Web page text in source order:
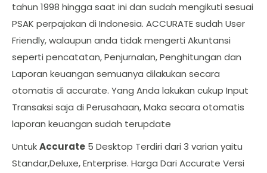
tahun 1998 hingga saat ini dan sudah mengikuti sesuai
PSAK perpajakan di Indonesia. ACCURATE sudah User
Friendly, walaupun anda tidak mengerti Akuntansi
seperti pencatatan, Penjurnalan, Penghitungan dan
Laporan keuangan semuanya dilakukan secara
otomatis di accurate. Yang Anda lakukan cukup Input
Transaksi saja di Perusahaan, Maka secara otomatis
laporan keuangan sudah terupdate
UntukAccurate 5 Desktop Terdiri dari 3 varian yaitu
Standar,Deluxe, Enterprise. Harga Dari Accurate Versi